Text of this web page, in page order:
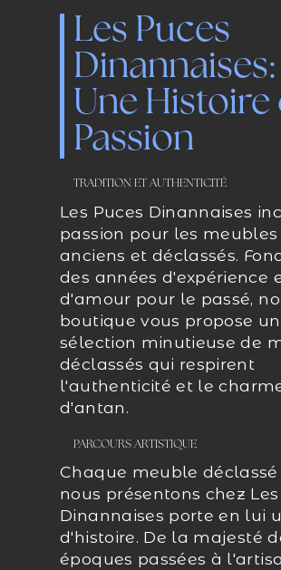
Les Puces
Dinannaises:
Une Histoire
Passion
TRADITION ET AUTHENTICITÉ
Les Puces Dinannaises
passion pour les meubles
anciens et déclassés.
des années d'expérience
d'amour pour le passé,
boutique vous propose
sélection minutieuse de
déclassés qui respirent
l'authenticité et le
d'antan.
PARCOURS ARTISTIQUE
Chaque meuble déclassé
nous présentons chez Les
Dinannaises porte en lui
d'histoire. De la majesté
époques passées à